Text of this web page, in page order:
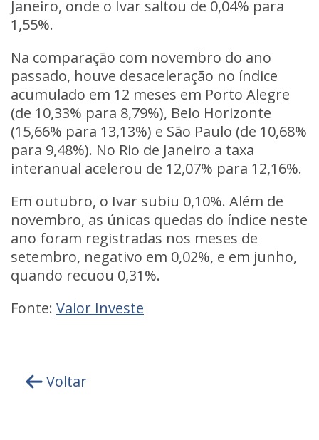
Janeiro, onde o Ivar saltou de 0,04% para
1,55%.
Na comparação com novembro do ano
passado, houve desaceleração no índice
acumulado em 12 meses em Porto Alegre
(de 10,33% para 8,79%), Belo Horizonte
(15,66% para 13,13%) e São Paulo (de 10,68%
para 9,48%). No Rio de Janeiro a taxa
interanual acelerou de 12,07% para 12,16%.
Em outubro, o Ivar subiu 0,10%. Além de
novembro, as únicas quedas do índice neste
ano foram registradas nos meses de
setembro, negativo em 0,02%, e em junho,
quando recuou 0,31%.
Fonte: Valor Investe
Voltar